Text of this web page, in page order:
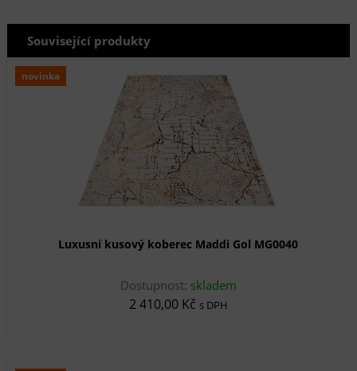
Související produkty
novinka
Luxusní kusový koberec Maddi Gol MG0040
Dostupnost: skladem
2 410,00 Kč s DPH